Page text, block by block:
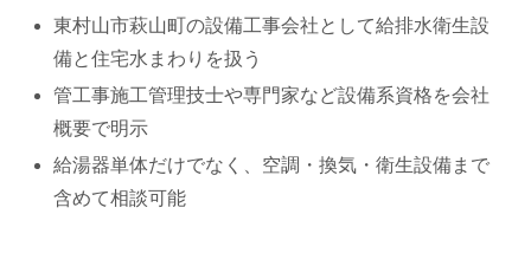
東村山市萩山町の設備工事会社として給排水衛生設
備と住宅水まわりを扱う
管工事施工管理技士や専門家など設備系資格を会社
概要で明示
給湯器単体だけでなく、空調・換気・衛生設備まで
含めて相談可能